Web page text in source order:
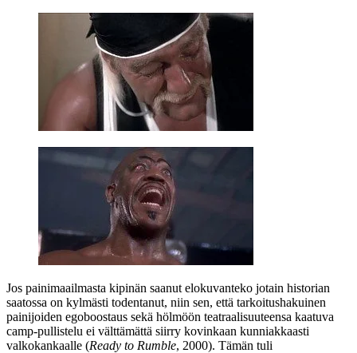
Jos painimaailmasta kipinän saanut elokuvanteko jotain historian
saatossa on kylmästi todentanut, niin sen, että tarkoitushakuinen
painijoiden egoboostaus sekä hölmöön teatraalisuuteensa kaatuva
camp-pullistelu ei välttämättä siirry kovinkaan kunniakkaasti
valkokankaalle (Ready to Rumble, 2000). Tämän tuli